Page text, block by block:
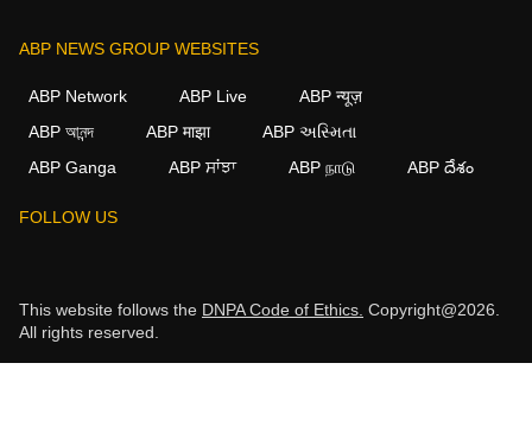
ABP NEWS GROUP WEBSITES
ABP Network ABP Live
ABP न्यूज़
ABP আনন্দ
ABP माझा
ABP અસ્મિતા
ABP Ganga
ABP ਸਾਂਝਾ ABP நாடு ABP దేశం
FOLLOW US
This website follows the DNPA Code of Ethics. Copyright@2026.
All rights reserved.